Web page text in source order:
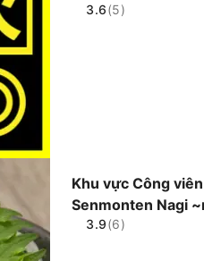
thỏa thích Oden
3.6(5)
Khu vực Công
Senmonten Nagi
Chỉ đặt chỗ
3.9(6)